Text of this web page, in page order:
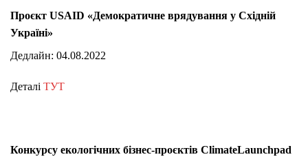
Проєкт USAID «Демократичне врядування у Східній
Україні»
Дедлайн: 04.08.2022
Деталі ТУТ
Конкурсу екологічних бізнес-проєктів ClimateLaunchpad